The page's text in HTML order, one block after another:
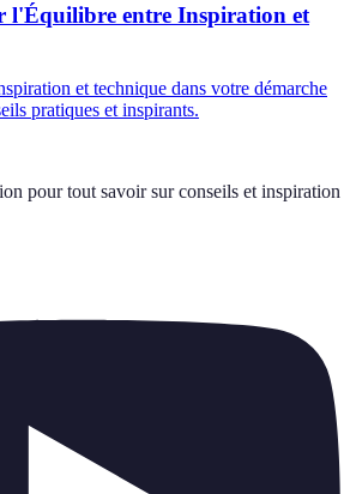
l'Équilibre entre Inspiration et
et technique dans votre démarche
pratiques et inspirants.
pour tout savoir sur conseils et inspiration